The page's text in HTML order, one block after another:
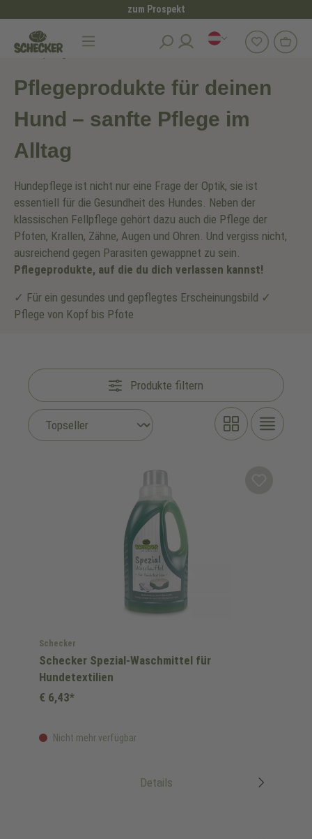
zum Prospekt
Hundepflege
Pflegeprodukte für deinen
Hund – sanfte Pflege im
Alltag
Hundepflege ist nicht nur eine Frage der Optik, sie ist
essentiell für die Gesundheit des Hundes. Neben der
klassischen Fellpflege gehört dazu auch die Pflege der
Pfoten, Krallen, Zähne, Augen und Ohren. Und vergiss nicht,
ausreichend gegen Parasiten gewappnet zu sein.
Pflegeprodukte, auf die du dich verlassen kannst!
✓ Für ein gesundes und gepflegtes Erscheinungsbild ✓
Pflege von Kopf bis Pfote
Produkte filtern
Schecker
Schecker Spezial-Waschmittel für
Hundetextilien
Nicht mehr verfügbar
€ 6,43*
Details